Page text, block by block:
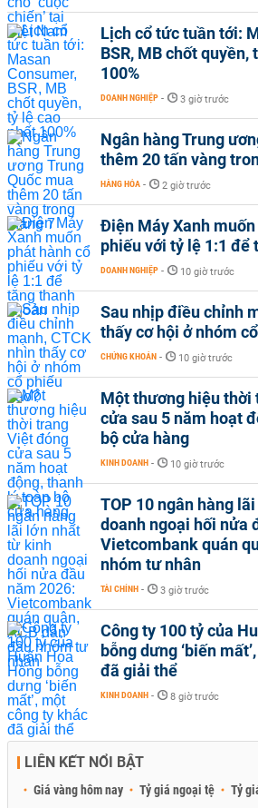
Lịch cổ tức tuần tới:
BSR, MB chốt quyền,
100%
DOANH NGHIỆP - 3 giờ trước
Ngân hàng Trung
thêm 20 tấn vàng
HÀNG HÓA - 2 giờ trước
Điện Máy Xanh
phiếu với tỷ lệ 1:1 để
DOANH NGHIỆP - 10 giờ trước
Sau nhịp điều chỉnh
thấy cơ hội ở nhóm
CHỨNG KHOÁN - 10 giờ trước
Một thương hiệu thời
cửa sau 5 năm hoạt
bộ cửa hàng
KINH DOANH - 10 giờ trước
TOP 10 ngân hàng
doanh ngoại hối nửa
Vietcombank quán
nhóm tư nhân
TÀI CHÍNH - 3 giờ trước
Công ty 100 tỷ của
bỗng dưng ‘biến
đã giải thể
KINH DOANH - 8 giờ trước
LIÊN KẾT NỔI BẬT
Giá vàng hôm nay Tỷ giá ngoại tệ Tỷ